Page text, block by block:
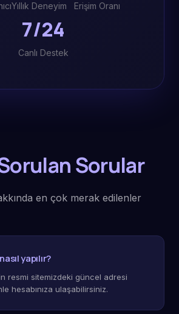
Yıllık Deneyim Erişim Oranı
7/24
Canlı Destek
Sorular
en çok merak edilenler
yapılır?
resmi sitemizdeki güncel adresi
hesabınıza ulaşabilirsiniz.